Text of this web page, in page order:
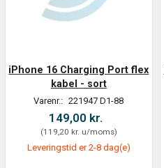
iPhone 16 Charging Port flex
kabel - sort
Varenr.: 221947 D1-88
149,00 kr.
(119,20 kr. u/moms)
Leveringstid er 2-8 dag(e)